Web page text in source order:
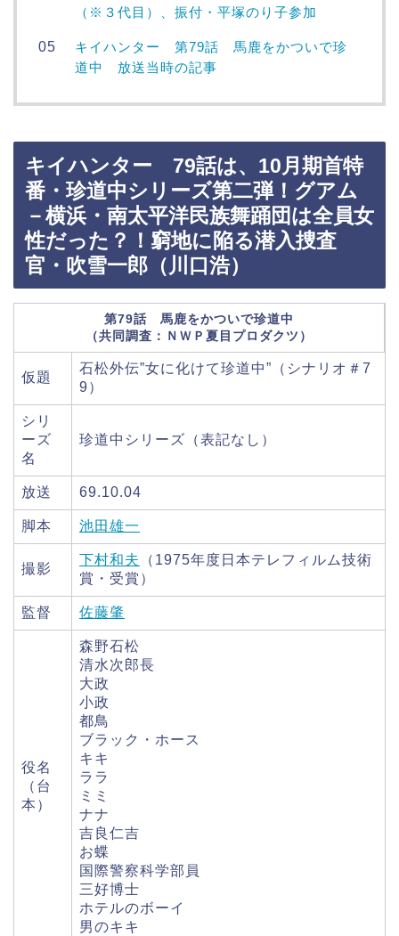
（※３代目）、振付・平塚のり子参加
キイハンター 第79話 馬鹿をかついで珍
道中 放送当時の記事
キイハンター 79話は、10月期首特
番・珍道中シリーズ第二弾！グアム
－横浜・南太平洋民族舞踊団は全員女
性だった？！窮地に陥る潜入捜査
官・吹雪一郎（川口浩）
第79話 馬鹿をかついで珍道中
（共同調査：ＮＷＰ夏目プロダクツ）
仮題
石松外伝”女に化けて珍道中”（シナリオ＃7
9）
シリ
ーズ
名
珍道中シリーズ（表記なし）
放送 69.10.04
脚本 池田雄一
撮影
下村和夫
（1975年度日本テレフィルム技術
賞・受賞）
監督 佐藤肇
役名
（台
本）
森野石松
清水次郎長
大政
小政
都鳥
ブラック・ホース
キキ
ララ
ミミ
ナナ
吉良仁吉
お蝶
国際警察科学部員
三好博士
ホテルのボーイ
男のキキ